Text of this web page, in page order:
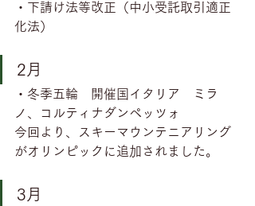
・下請け法等改正（中小受託取引適正
化法）
2月
・冬季五輪　開催国イタリア　ミラ
ノ、コルティナダンペッツォ
今回より、スキーマウンテニアリング
がオリンピックに追加されました。
3月